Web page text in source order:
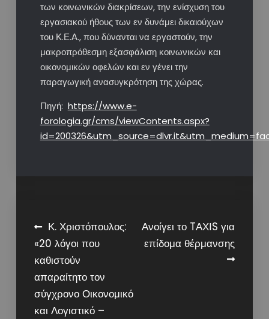
των κοινωνικών διακρίσεων, την ενίσχυση του
εργασιακού ήθους των εν δυνάμει δικαιούχων
του Κ.Ε.Α., που δύνανται να εργαστούν, την
μακροπρόθεσμη εξασφάλιση κοινωνικών και
οικονομικών οφελών και εν γένει την
παραγωγική ανασυγκρότηση της χώρας.
Πηγή: https://www.e-
forologia.gr/cms/viewContents.aspx?
Post
navigation
Κ. Χριστόπουλος:
«20 λόγοι που
καθιστούν
απαραίτητο τον
σύγχρονο Οικονομικό
και Λογιστικό –
Ανοίγει το TΑΧΙS για
επίδομα θέρμανσης